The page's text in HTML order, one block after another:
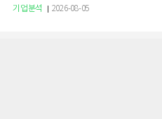
기업분석 2026-08-05